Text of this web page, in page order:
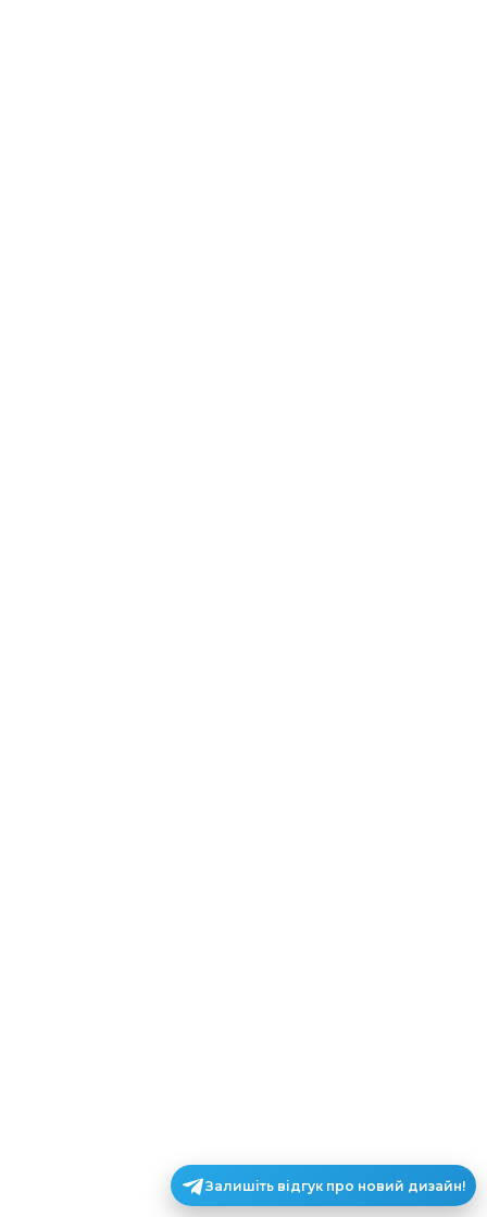
Залишіть відгук про новий дизайн!